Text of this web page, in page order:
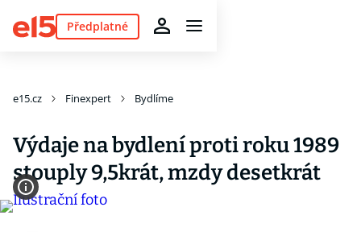
Předplatné
e15.cz Finexpert Bydlíme
Výdaje na bydlení proti roku 1989
stouply 9,5krát, mzdy desetkrát